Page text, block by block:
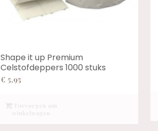
Shape it up Premium
Celstofdeppers 1000 stuks
€ 5,95